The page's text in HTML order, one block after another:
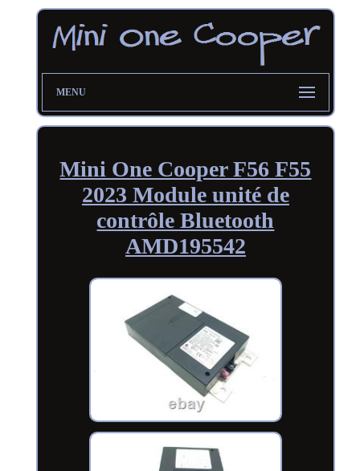
MENU
Mini One Cooper F56 F55
2023 Module unité de
contrôle Bluetooth
AMD195542